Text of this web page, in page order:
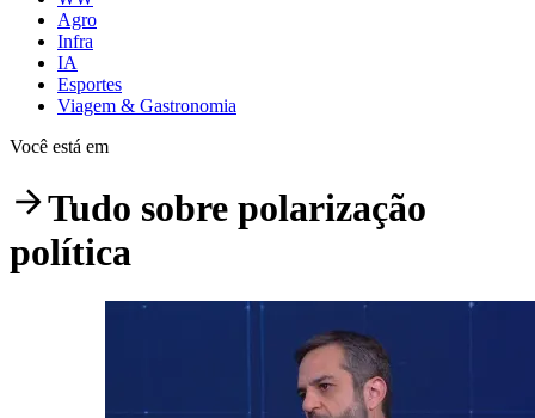
Agro
Infra
IA
Esportes
Viagem & Gastronomia
Você está em
Tudo sobre polarização
política